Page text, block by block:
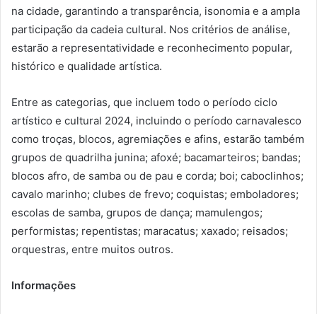
na cidade, garantindo a transparência, isonomia e a ampla
participação da cadeia cultural. Nos critérios de análise,
estarão a representatividade e reconhecimento popular,
histórico e qualidade artística.
Entre as categorias, que incluem todo o período ciclo
artístico e cultural 2024, incluindo o período carnavalesco
como troças, blocos, agremiações e afins, estarão também
grupos de quadrilha junina; afoxé; bacamarteiros; bandas;
blocos afro, de samba ou de pau e corda; boi; caboclinhos;
cavalo marinho; clubes de frevo; coquistas; emboladores;
escolas de samba, grupos de dança; mamulengos;
performistas; repentistas; maracatus; xaxado; reisados;
orquestras, entre muitos outros.
Informações